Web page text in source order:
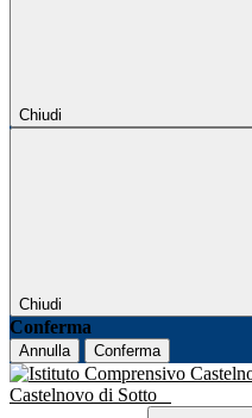
Chiudi
Chiudi
Conferma
Annulla Conferma
Castelnovo di Sotto